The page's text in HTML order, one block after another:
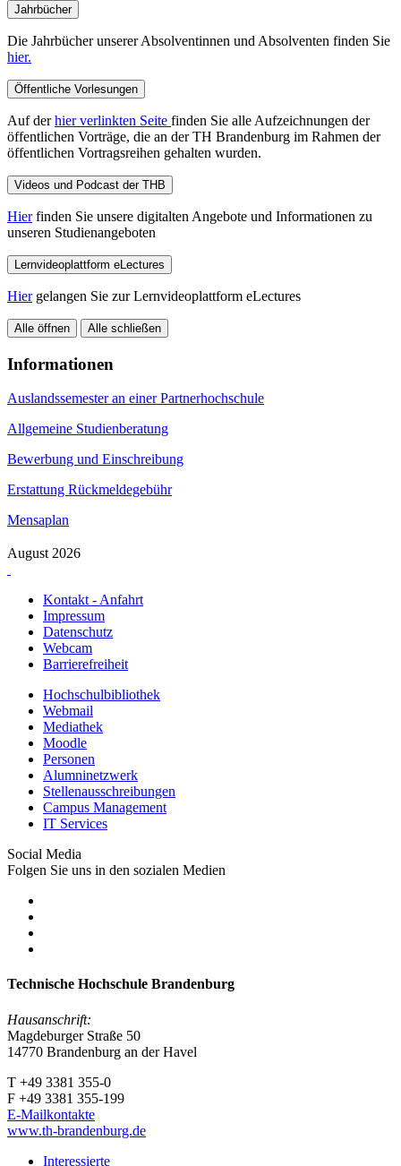
Jahrbücher
Die Jahrbücher unserer Absolventinnen und Absolventen finden Sie
hier.
Öffentliche Vorlesungen
Auf derhier verlinkten Seite finden Sie alle Aufzeichnungen der
öffentlichen Vorträge, die an der TH Brandenburg im Rahmen der
öffentlichen Vortragsreihen gehalten wurden.
Videos und Podcast der THB
Hierfinden Sie unsere digitalten Angebote und Informationen zu
unseren Studienangeboten
Lernvideoplattform eLectures
Hiergelangen Sie zur Lernvideoplattform eLectures
Alle öffnen Alle schließen
Informationen
Auslandssemester an einer Partnerhochschule
Allgemeine Studienberatung
Bewerbung und Einschreibung
Erstattung Rückmeldegebühr
Mensaplan
August 2026
Kontakt - Anfahrt
Impressum
Datenschutz
Webcam
Barrierefreiheit
Hochschulbibliothek
Webmail
Mediathek
Moodle
Personen
Alumninetzwerk
Stellenausschreibungen
Campus Management
IT Services
Social Media
Folgen Sie uns in den sozialen Medien
Technische Hochschule Brandenburg
Hausanschrift:
Magdeburger Straße 50
14770 Brandenburg an der Havel
T +49 3381 355-0
F +49 3381 355-199
E-Mailkontakte
www.th-brandenburg.de
Interessierte